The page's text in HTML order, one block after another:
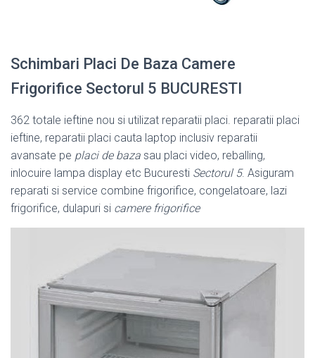
Schimbari Placi De Baza Camere
Frigorifice Sectorul 5 BUCURESTI
362 totale ieftine nou si utilizat reparatii placi. reparatii placi
ieftine, reparatii placi cauta laptop inclusiv reparatii
avansate pe placi de baza sau placi video, reballing,
inlocuire lampa display etc Bucuresti Sectorul 5. Asiguram
reparati si service combine frigorifice, congelatoare, lazi
frigorifice, dulapuri si camere frigorifice